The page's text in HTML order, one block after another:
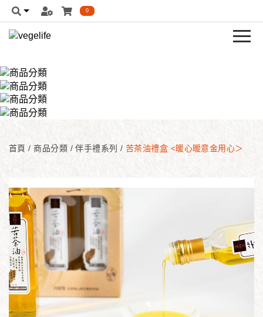
0
首頁/ 商品分類 /伴手禮系列/ 苦茶油禮盒 <暖心暖意金用心＞